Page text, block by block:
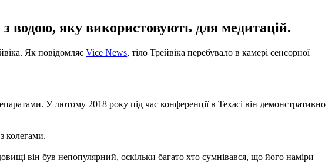
з водою, яку використовують для медитацій.
Як повідомляє Vice News, тіло Трейвіка перебувало в камері сенсорної
У лютому 2018 року під час конференції в Техасі він демонстративно
колегами.
він був непопулярний, оскільки багато хто сумнівався, що його наміри